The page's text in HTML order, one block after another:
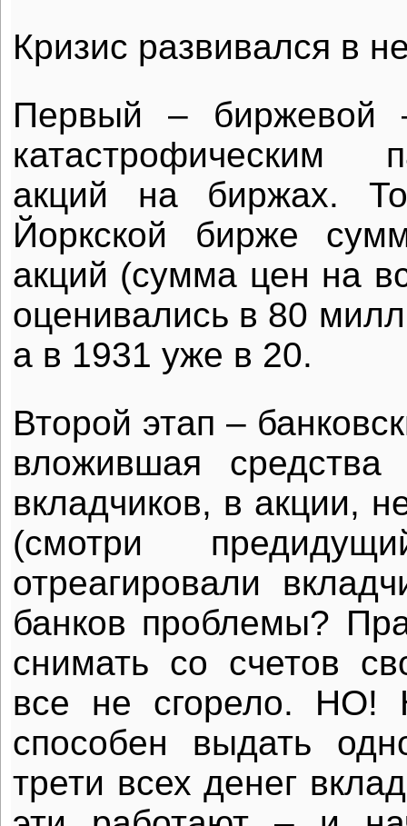
Кризис развивался в
Первый – биржевой
катастрофическим
акций на биржах.
Йоркской бирже
акций (сумма цен на
оценивались в 80
а в 1931 уже в 20.
Второй этап –
вложившая
вкладчиков, в акции,
(смотри
отреагировали
банков проблемы?
снимать со счетов
все не сгорело. НО!
способен выдать
трети всех денег